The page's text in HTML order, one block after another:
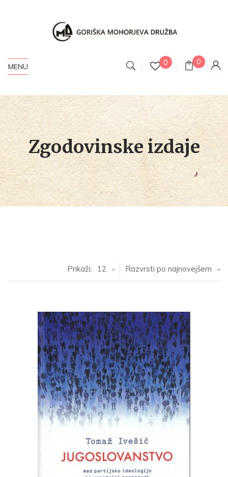
MENU 0 0
Zgodovinske izdaje
Razvrsti po najnovejšem
Prikaži: 12